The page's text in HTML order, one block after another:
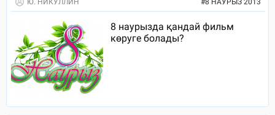
Ю. НИКУЛЛИН #8 НАУРЫЗ 2013
8 наурызда қандай фильм
көруге болады?